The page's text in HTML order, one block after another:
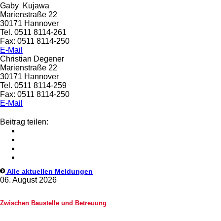
Gaby Kujawa
Marienstraße 22
30171 Hannover
Tel. 0511 8114-261
Fax: 0511 8114-250
E-Mail
Christian Degener
Marienstraße 22
30171 Hannover
Tel. 0511 8114-259
Fax: 0511 8114-250
E-Mail
Beitrag teilen:
Alle aktuellen Meldungen
06. August 2026
Zwischen Baustelle und Betreuung